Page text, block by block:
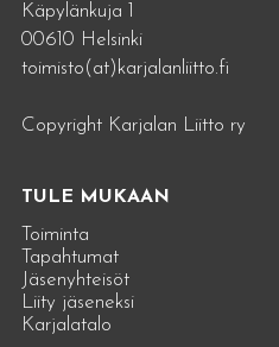
Käpylänkuja 1
00610 Helsinki
toimisto(at)karjalanliitto.fi
Copyright Karjalan Liitto ry
TULE MUKAAN
Toiminta
Tapahtumat
Jäsenyhteisöt
Liity jäseneksi
Karjalatalo